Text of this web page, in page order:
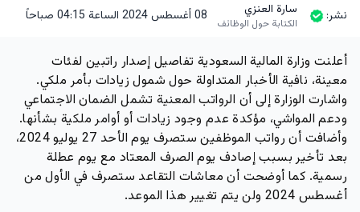
نشر: سارة العنزي
الكتابة حول الوظائف 08 أغسطس 2024 الساعة 04:15 صباحاً
أعلنت وزارة المالية السعودية تفاصيل إصدار راتبين لفئات
معينة، نافية الأخبار المتداولة حول شمول زيادات بأمر ملكي.
واشارت الوزارة إلى أن الرواتب المعنية تشمل الضمان الاجتماعي
ودعم المواشي، مؤكدة عدم وجود زيادات أو أوامر ملكية بشأنها.
وأضافت أن رواتب الموظفين ستصرف يوم الأحد 27 يوليو 2024،
بعد تأخير بسبب إصادف يوم الصرف المعتاد مع يوم عطلة
رسمية. كما أوضحت أن معاشات التقاعد ستصرف في الأول من
أغسطس 2024 ولن يتم تغيير هذا الموعد.